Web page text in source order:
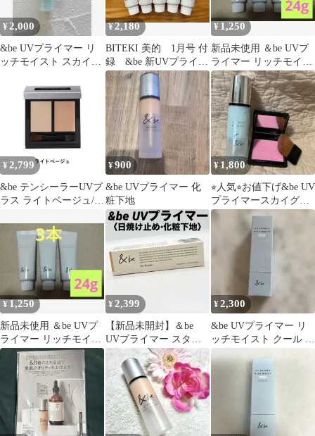
¥ 2,000
&be UVプライマー リ
ッチモイスト スカイグ
¥2,180
BITEKI 美的 1月号 付
録 &be 新UVプライマ
ー 5本
¥ 1,250
新品未使用 ＆be UVプ
ライマー リッチモイス
ト スタンダード 8g×3
本 ⑥
¥ 2,799
&be テンシーラーUVプ
ラス ライトベージュ/オ
¥900
&be UVプライマー 化
粧下地
¥ 1,800
⭐︎人気⭐︎お値下げ&be UV
プライマースカイグロ
ウ＆プレストチーク
ライラック
¥ 1,250
新品未使用 ＆be UVプ
ライマー リッチモイス
ト スタンダード 8g×3
本 ⑦
¥2,399
【新品未開封】＆be
UVプライマー スタン
ダード SPF50 PA++++
¥2,300
&be UVプライマー リ
ッチモイスト クール ス
タンダード